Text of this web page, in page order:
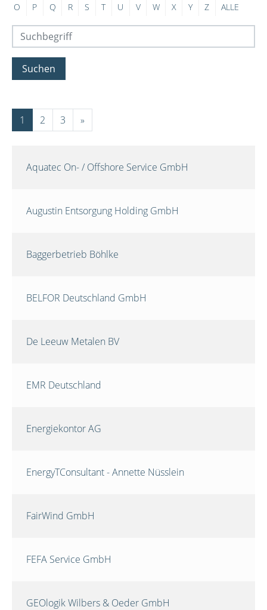
O
P Q R S T U V W X Y Z ALLE
Suchen
1 2 3 »
Aquatec On- / Offshore Service GmbH
Augustin Entsorgung Holding GmbH
Baggerbetrieb Böhlke
BELFOR Deutschland GmbH
De Leeuw Metalen BV
EMR Deutschland
Energiekontor AG
EnergyTConsultant - Annette Nüsslein
FairWind GmbH
FEFA Service GmbH
GEOlogik Wilbers & Oeder GmbH